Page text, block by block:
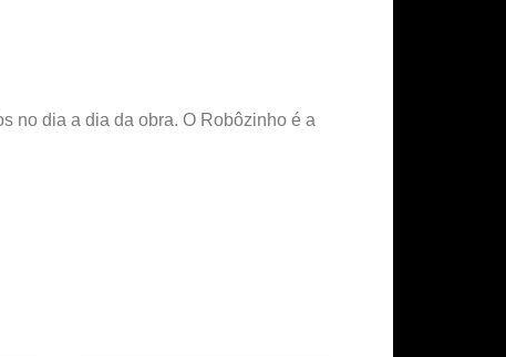
no dia a dia da obra. O Robôzinho é a